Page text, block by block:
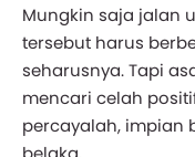
Mungkin saja jalan
tersebut harus
seharusnya. Tapi
mencari celah
percayalah, impian